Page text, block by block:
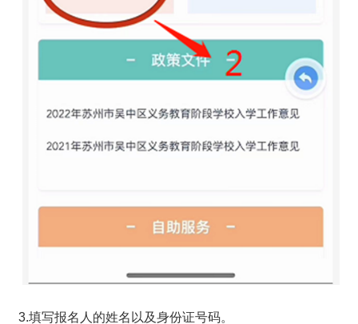
3.填写报名人的姓名以及身份证号码。